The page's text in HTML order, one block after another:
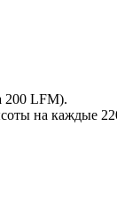
200 LFM).
на каждые